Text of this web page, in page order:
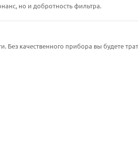
но и добротность фильтра.
качественного прибора вы будете